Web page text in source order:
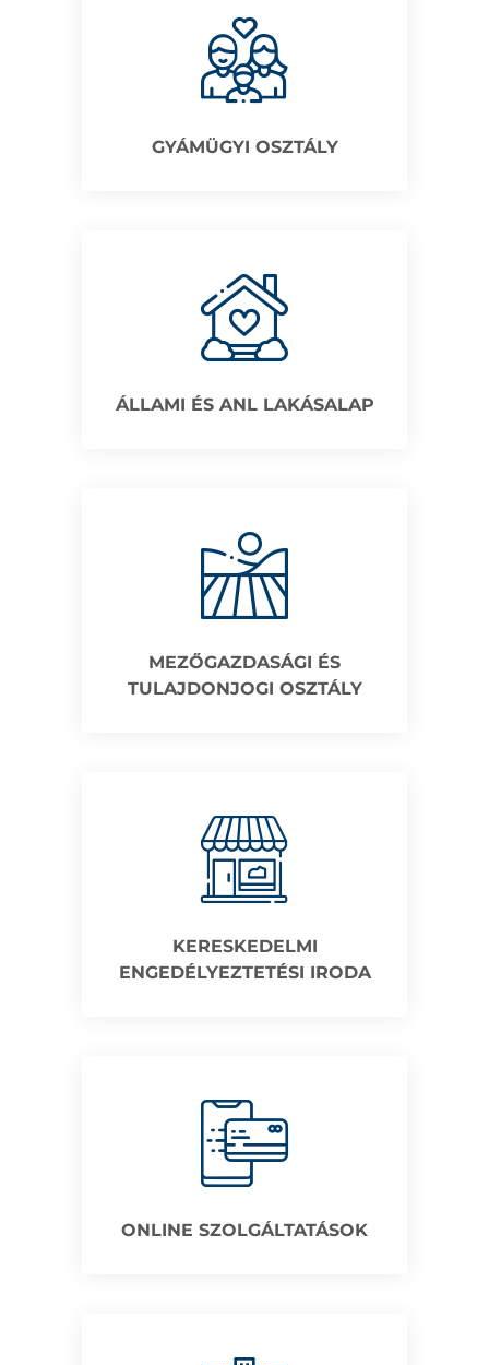
GYÁMÜGYI OSZTÁLY
ÁLLAMI ÉS ANL LAKÁSALAP
MEZŐGAZDASÁGI ÉS
TULAJDONJOGI OSZTÁLY
KERESKEDELMI
ENGEDÉLYEZTETÉSI IRODA
ONLINE SZOLGÁLTATÁSOK